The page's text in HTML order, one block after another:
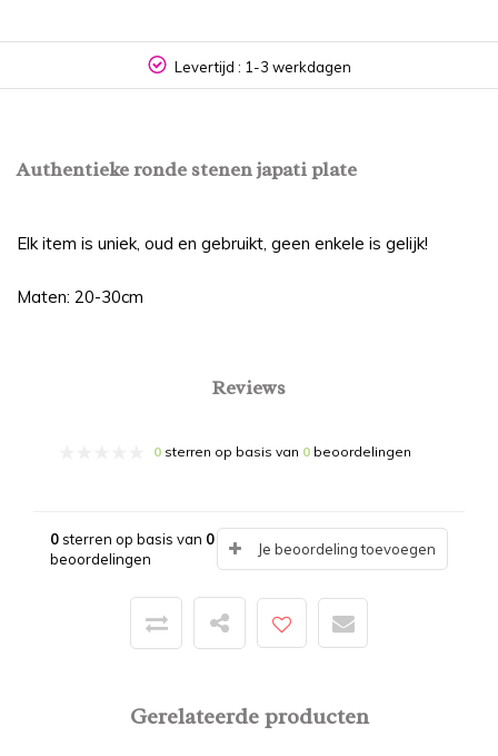
Levertijd : 1-3 werkdagen
Authentieke ronde stenen japati plate
Elk item is uniek, oud en gebruikt, geen enkele is gelijk!
Maten: 20-30cm
Reviews
0 sterren op basis van 0 beoordelingen
0sterren op basis van 0
beoordelingen
Je beoordeling toevoegen
Gerelateerde producten